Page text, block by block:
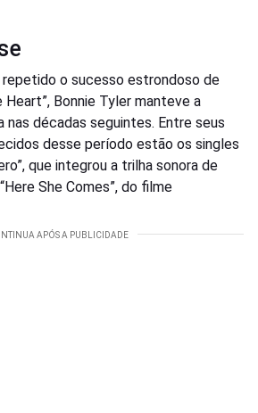
repetido o sucesso estrondoso de
Bonnie Tyler manteve a
nas décadas seguintes. Entre seus
desse período estão os singles
que integrou a trilha sonora de
She Comes”, do filme